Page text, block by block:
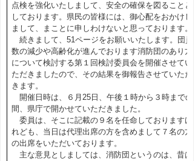
点検を強化いたしまして、安全の確保を図ることと
しております。県民の皆様には、御心配をおかけし
まして、まことに申しわけないと思っております。
続きまして、51ページをお願いいたします。団員
数の減少や高齢化が進んでおります消防団のあり方
について検討する第１回検討委員会を開催させてい
ただきましたので、その結果を御報告させていただ
きます。
開催日時は、６月25日、午後１時から３時までの
間、県庁で開かせていただきました。
委員は、そこに記載の９名を任命しておりますけ
れども、当日は代理出席の方を含めまして７名の方
の出席をいただいております。
主な意見としましては、消防団というのは、昔は